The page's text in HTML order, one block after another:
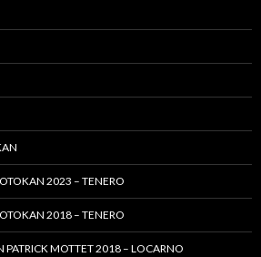
2023 – TENERO
2018 – TENERO
PATRICK MOTTET 2018 – LOCARNO